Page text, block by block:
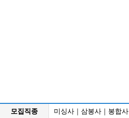
모집직종
미싱사｜삼봉사｜봉합사